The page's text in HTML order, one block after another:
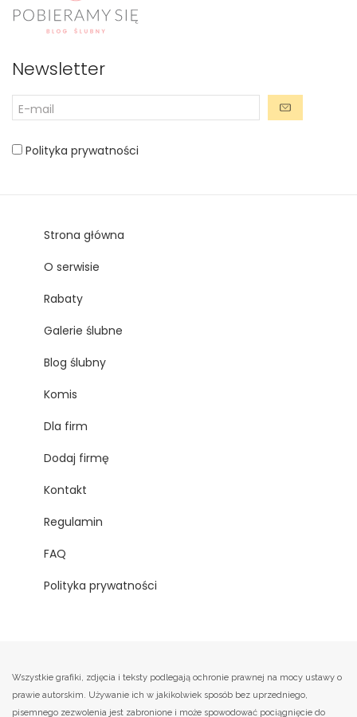
Newsletter
Polityka prywatności
Strona główna
O serwisie
Rabaty
Galerie ślubne
Blog ślubny
Komis
Dla firm
Dodaj firmę
Kontakt
Regulamin
FAQ
Polityka prywatności
Wszystkie grafiki, zdjęcia i teksty podlegają ochronie prawnej na mocy ustawy o
prawie autorskim. Używanie ich w jakikolwiek sposób bez uprzedniego,
pisemnego zezwolenia jest zabronione i może spowodować pociągnięcie do